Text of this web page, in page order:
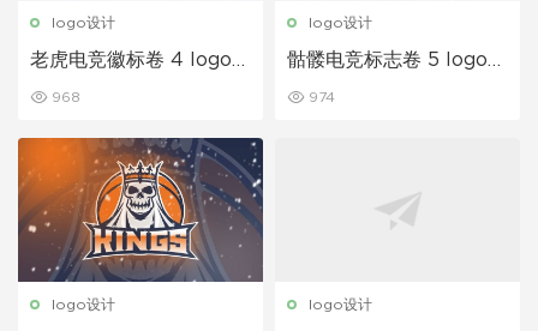
logo设计
老虎电竞徽标卷 4 logo设
968
logo设计
骷髅电竞标志卷 5 logo设
974
logo设计 logo设计